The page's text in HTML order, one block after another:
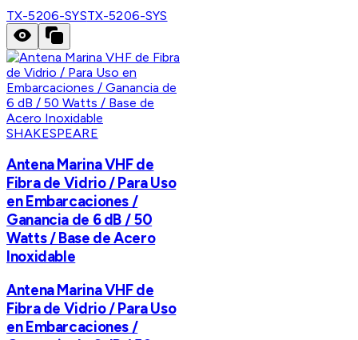
TX-5206-SYSTX-5206-SYS
SHAKESPEARE
Antena Marina VHF de
Fibra de Vidrio / Para Uso
en Embarcaciones /
Ganancia de 6 dB / 50
Watts / Base de Acero
Inoxidable
Antena Marina VHF de
Fibra de Vidrio / Para Uso
en Embarcaciones /